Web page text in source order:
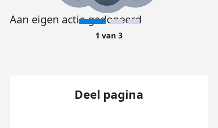
Aan eigen actie gedoneerd
1 van 3
Deel pagina